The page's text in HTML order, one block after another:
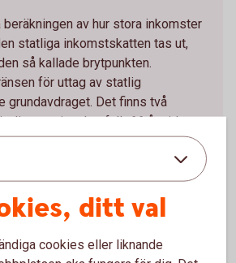
beräkningen av hur stora inkomster
statliga inkomstskatten tas ut,
så kallade brytpunkten.
för uttag av statlig
grundavdraget. Det finns två
dig som inte har fyllt 66 år vid
för dig som är 66 år vid årets
66 år vid årets ingång kan ha en
660 400 kronor (643 000 + 17
månadslön på 55 033 kronor.
ditt val
cookies eller liknande